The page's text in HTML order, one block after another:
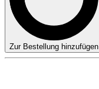
Zur Bestellung hinzufügen